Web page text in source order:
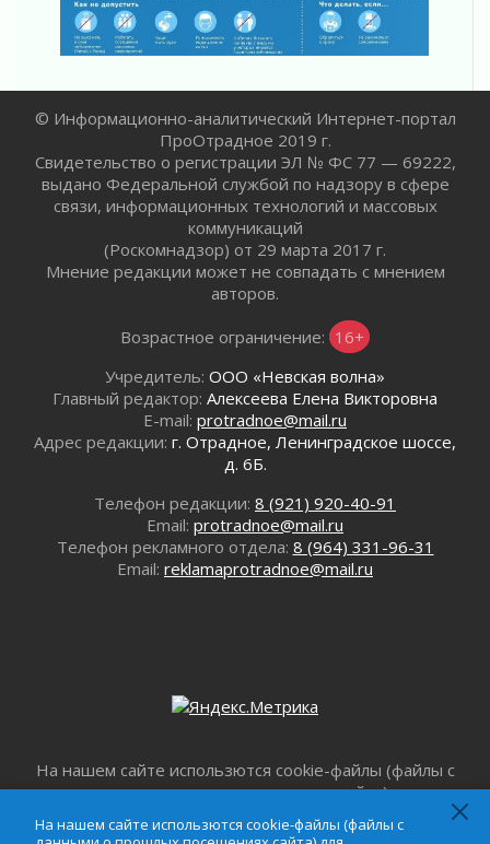
граждан Ленинградской области
02 августа 2026
Готовность №1
Километровые столбы «Дороги жизни»
отправили на реставрацию
02 августа 2026
Ленобласть внедрила передовую подготовку
операторов БПЛА
В Ивангороде появилась «Избушка-
воробушка»
Юхла, мука, кантеле и Водяной
Лето катится с горки
01 августа 2026
В Ленобласти открылась экспозиция к 150-
Лето без гаджетов
Болезнь девственниц и вампиров
Без заявлений и очередей
Не женское это дело...уверены?
Все силы в кулак
© Информационно-аналитический Интернет-портал
ПроОтрадное 2019 г.
Свидетельство о регистрации ЭЛ № ФС 77 — 69222,
выдано Федеральной службой по надзору в сфере
связи, информационных технологий и массовых
коммуникаций
(Роскомнадзор) от 29 марта 2017 г.
Мнение редакции может не совпадать с мнением
авторов.
Возрастное ограничение: 16+
Учредитель: ООО «Невская волна»
Главный редактор: Алексеева Елена Викторовна
E-mail: protradnoe@mail.ru
Адрес редакции: г. Отрадное, Ленинградское шоссе,
д. 6Б.
Телефон редакции: 8 (921) 920-40-91
Email: protradnoe@mail.ru
Телефон рекламного отдела: 8 (964) 331-96-31
Email: reklamaprotradnoe@mail.ru
На нашем сайте использются cookie-файлы (файлы с
данными о прошлых посещениях сайта) для
персонализации сервисов и повышения удобства
пользователей. Продолжая пользоваться данным
На нашем сайте использются cookie-файлы (файлы с